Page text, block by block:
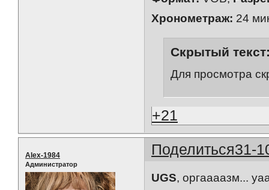
Хронометраж: 24
Скрытый
Для просмотра
+21
Поделиться31-
Alex-1984
Администратор
UGS, оргаааазм...